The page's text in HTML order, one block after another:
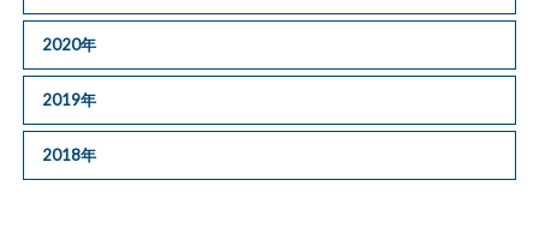
2020年
2019年
2018年